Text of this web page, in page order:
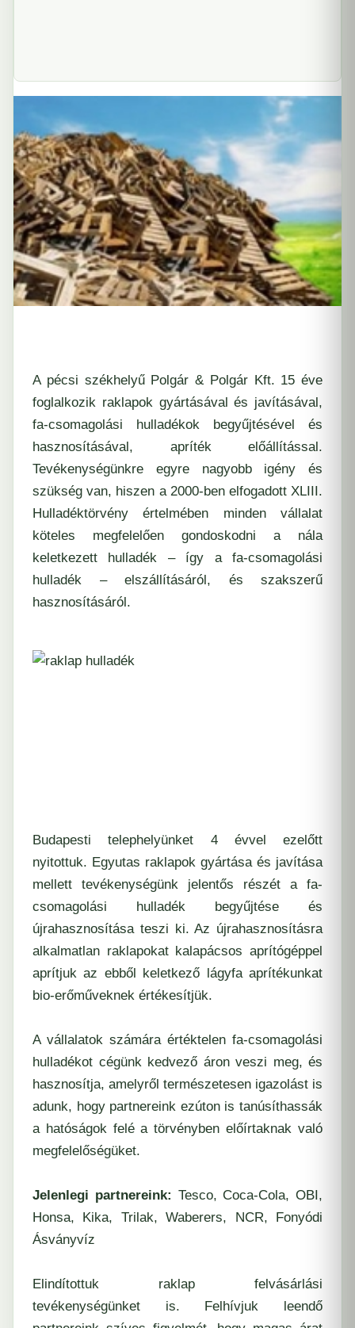
A pécsi székhelyű Polgár & Polgár Kft. 15 éve
foglalkozik raklapok gyártásával és javításával,
fa-csomagolási hulladékok begyűjtésével és
hasznosításával, apríték előállítással.
Tevékenységünkre egyre nagyobb igény és
szükség van, hiszen a 2000-ben elfogadott XLIII.
Hulladéktörvény értelmében minden vállalat
köteles megfelelően gondoskodni a nála
keletkezett hulladék – így a fa-csomagolási
hulladék – elszállításáról, és szakszerű
hasznosításáról.
Budapesti telephelyünket 4 évvel ezelőtt
nyitottuk. Egyutas raklapok gyártása és javítása
mellett tevékenységünk jelentős részét a fa-
csomagolási hulladék begyűjtése és
újrahasznosítása teszi ki. Az újrahasznosításra
alkalmatlan raklapokat kalapácsos aprítógéppel
aprítjuk az ebből keletkező lágyfa aprítékunkat
bio-erőműveknek értékesítjük.
A vállalatok számára értéktelen fa-csomagolási
hulladékot cégünk kedvező áron veszi meg, és
hasznosítja, amelyről természetesen igazolást is
adunk, hogy partnereink ezúton is tanúsíthassák
a hatóságok felé a törvényben előírtaknak való
megfelelőségüket.
Jelenlegi partnereink: Tesco, Coca-Cola, OBI,
Honsa, Kika, Trilak, Waberers, NCR, Fonyódi
Ásványvíz
Elindítottuk raklap felvásárlási
tevékenységünket is. Felhívjuk leendő